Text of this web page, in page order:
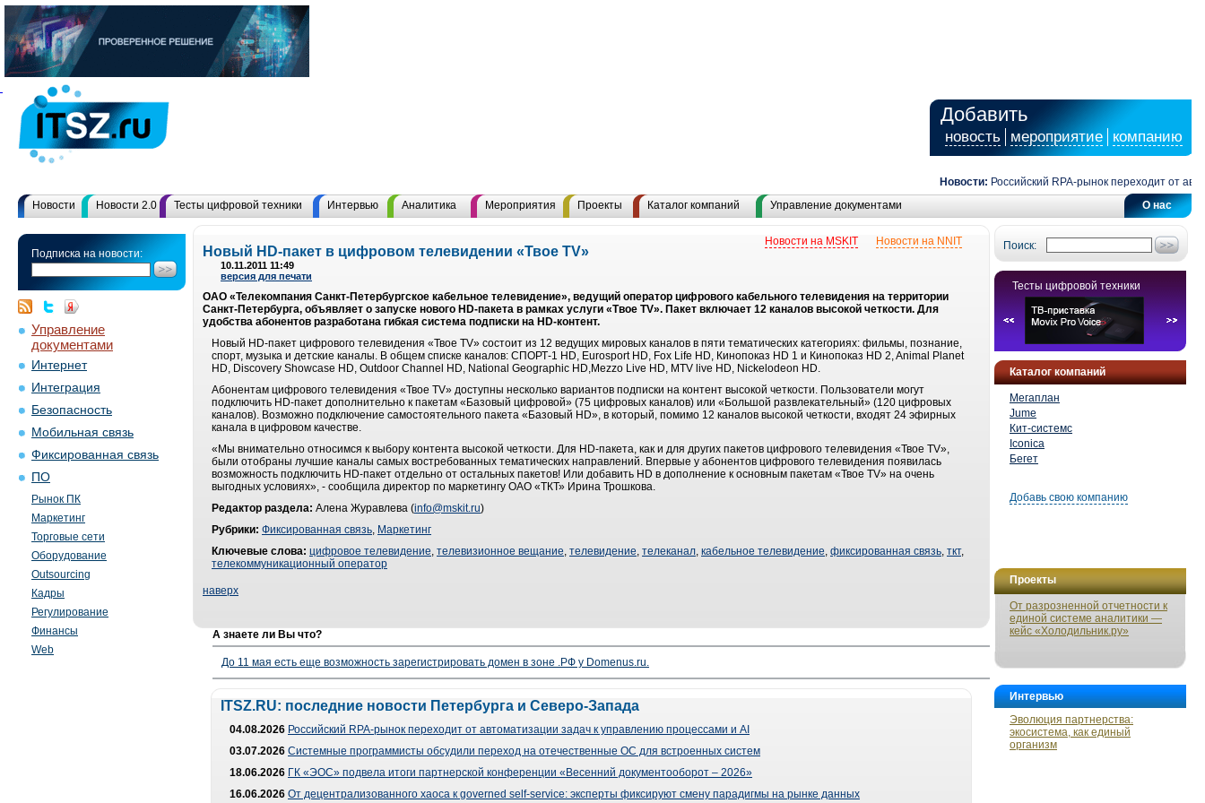
Добавить
новость мероприятие компанию
Новости: Российский RPA-рынок переходит от
О нас
Новости Новости 2.0 Тесты цифровой техники Интервью Аналитика Мероприятия Проекты Каталог компаний Управление документами
Подписка на новости:
Управление
документами
Интернет
Интеграция
Безопасность
Мобильная связь
Фиксированная связь
ПО
Рынок ПК
Маркетинг
Торговые сети
Оборудование
Outsourcing
Кадры
Регулирование
Финансы
Web
Поиск:
Тесты цифровой техники
Каталог компаний
Мегаплан
Jume
Кит-системс
Iconica
Бегет
Добавь свою компанию
Проекты
От разрозненной отчетности к
единой системе аналитики —
кейс «Холодильник.ру»
Интервью
Эволюция партнерства:
экосистема, как единый
организм
Новости на NNIT
Новости на MSKIT
Новый HD-пакет в цифровом телевидении «Твое TV»
10.11.2011 11:49
версия для печати
ОАО «Телекомпания Санкт-Петербургское кабельное телевидение», ведущий оператор цифрового кабельного телевидения на территории
Санкт-Петербурга, объявляет о запуске нового HD-пакета в рамках услуги «Твое TV». Пакет включает 12 каналов высокой четкости. Для
удобства абонентов разработана гибкая система подписки на HD-контент.
Новый HD-пакет цифрового телевидения «Твое TV» состоит из 12 ведущих мировых каналов в пяти тематических категориях: фильмы, познание,
спорт, музыка и детские каналы. В общем списке каналов: СПОРТ-1 HD, Eurosport HD, Fox Life HD, Кинопоказ HD 1 и Кинопоказ HD 2, Animal Planet
HD, Discovery Showcase HD, Outdoor Channel HD, National Geographic HD,Mezzo Live HD, MTV live HD, Nickelodeon HD.
Абонентам цифрового телевидения «Твое TV» доступны несколько вариантов подписки на контент высокой четкости. Пользователи могут
подключить HD-пакет дополнительно к пакетам «Базовый цифровой» (75 цифровых каналов) или «Большой развлекательный» (120 цифровых
каналов). Возможно подключение самостоятельного пакета «Базовый HD», в который, помимо 12 каналов высокой четкости, входят 24 эфирных
канала в цифровом качестве.
«Мы внимательно относимся к выбору контента высокой четкости. Для HD-пакета, как и для других пакетов цифрового телевидения «Твое TV»,
были отобраны лучшие каналы самых востребованных тематических направлений. Впервые у абонентов цифрового телевидения появилась
возможность подключить HD-пакет отдельно от остальных пакетов! Или добавить HD в дополнение к основным пакетам «Твое TV» на очень
выгодных условиях», - сообщила директор по маркетингу ОАО «ТКТ» Ирина Трошкова.
Редактор раздела: Алена Журавлева (info@mskit.ru)
Рубрики: Фиксированная связь, Маркетинг
Ключевые слова: цифровое телевидение, телевизионное вещание, телевидение, телеканал, кабельное телевидение, фиксированная связь, ткт,
телекоммуникационный оператор
наверх
А знаете ли Вы что?
До 11 мая есть еще возможность зарегистрировать домен в зоне .РФ у Domenus.ru.
ITSZ.RU: последние новости Петербурга и Северо-Запада
04.08.2026 Российский RPA-рынок переходит от автоматизации задач к управлению процессами и AI
03.07.2026 Системные программисты обсудили переход на отечественные ОС для встроенных систем
18.06.2026 ГК «ЭОС» подвела итоги партнерской конференции «Весенний документооборот – 2026»
16.06.2026 От децентрализованного хаоса к governed self-service: эксперты фиксируют смену парадигмы на рынке данных